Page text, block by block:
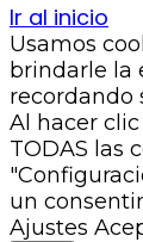
Ir al inicio
Usamos
brindarle la
recordando
Al hacer
TODAS las
un
Ajustes